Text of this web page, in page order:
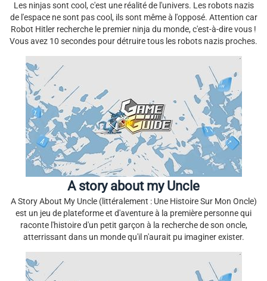
Les ninjas sont cool, c'est une réalité de l'univers. Les robots nazis
de l'espace ne sont pas cool, ils sont même à l'opposé. Attention car
Robot Hitler recherche le premier ninja du monde, c'est-à-dire vous !
Vous avez 10 secondes pour détruire tous les robots nazis proches.
A story about my Uncle
A Story About My Uncle (littéralement : Une Histoire Sur Mon Oncle)
est un jeu de plateforme et d'aventure à la première personne qui
raconte l'histoire d'un petit garçon à la recherche de son oncle,
atterrissant dans un monde qu'il n'aurait pu imaginer exister.